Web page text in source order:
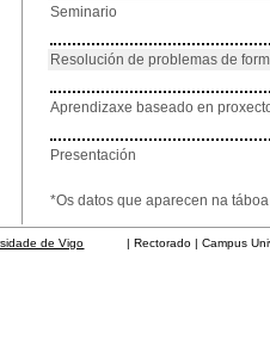
Seminario
Resolución de problemas de
Aprendizaxe baseado en
Presentación
*Os datos que aparecen na
de Vigo | Rectorado | Campus